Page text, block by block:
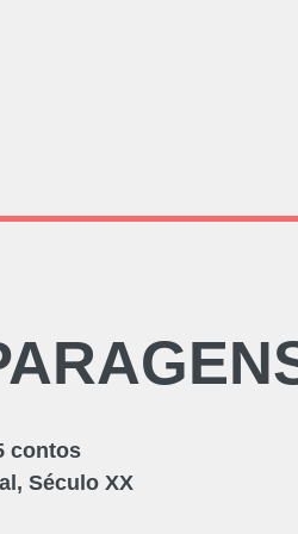
contos
Século XX